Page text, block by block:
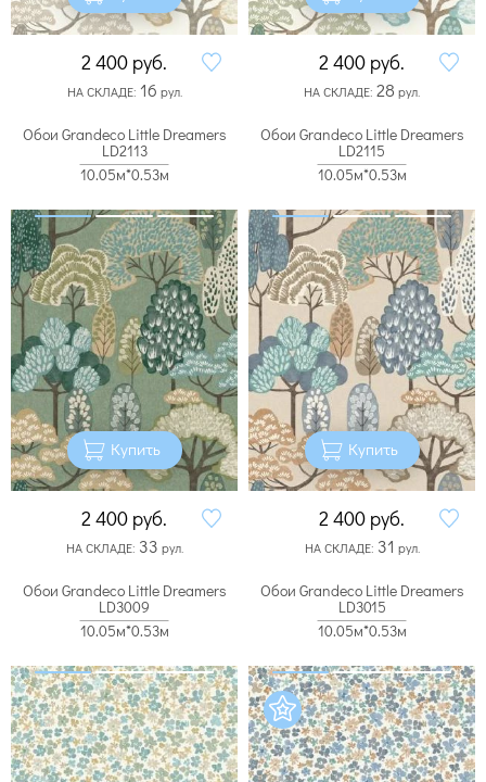
2 400 руб.
НА СКЛАДЕ: 16 рул.
2 400 руб.
НА СКЛАДЕ: 28 рул.
Обои Grandeco Little Dreamers
LD2113
10.05м*0.53м
Купить
2 400 руб.
НА СКЛАДЕ: 33 рул.
Обои Grandeco Little Dreamers
LD2115
10.05м*0.53м
Купить
2 400 руб.
НА СКЛАДЕ: 31 рул.
Обои Grandeco Little Dreamers
LD3009
10.05м*0.53м
Обои Grandeco Little Dreamers
LD3015
10.05м*0.53м